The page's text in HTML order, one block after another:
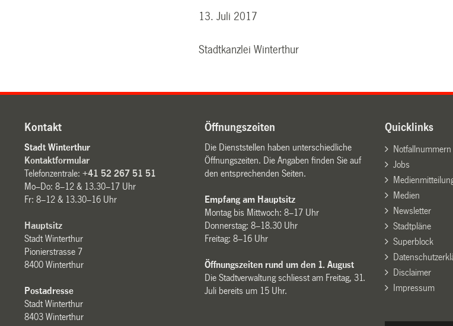
13. Juli 2017
Stadtkanzlei Winterthur
Kontakt
Stadt Winterthur
Kontaktformular
Telefonzentrale:+41 52 267 51 51
Mo–Do: 8–12 & 13.30–17 Uhr
Fr: 8–12 & 13.30–16 Uhr
Hauptsitz
Stadt Winterthur
Pionierstrasse 7
8400 Winterthur
Postadresse
Stadt Winterthur
8403 Winterthur
Öffnungszeiten
Die Dienststellen haben unterschiedliche
Öffnungszeiten. Die Angaben finden Sie auf
den entsprechenden Seiten.
Empfang am Hauptsitz
Montag bis Mittwoch: 8–17 Uhr
Donnerstag: 8–18.30 Uhr
Freitag: 8–16 Uhr
Öffnungszeiten rund um den 1. August
Die Stadtverwaltung schliesst am Freitag, 31.
Juli bereits um 15 Uhr.
Quicklinks
Notfallnummern
Jobs
Medien
Newsletter
Stadtpläne
Superblock
Disclaimer
Impressum